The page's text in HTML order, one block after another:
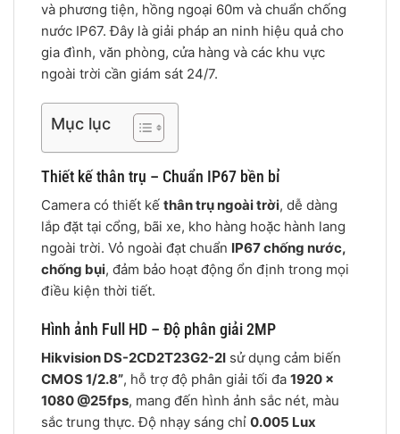
và phương tiện, hồng ngoại 60m và chuẩn chống
nước IP67. Đây là giải pháp an ninh hiệu quả cho
gia đình, văn phòng, cửa hàng và các khu vực
ngoài trời cần giám sát 24/7.
Mục lục
Thiết kế thân trụ – Chuẩn IP67 bền bỉ
Camera có thiết kế thân trụ ngoài trời, dễ dàng
lắp đặt tại cổng, bãi xe, kho hàng hoặc hành lang
ngoài trời. Vỏ ngoài đạt chuẩn IP67 chống nước,
chống bụi, đảm bảo hoạt động ổn định trong mọi
điều kiện thời tiết.
Hình ảnh Full HD – Độ phân giải 2MP
Hikvision DS-2CD2T23G2-2I sử dụng cảm biến
CMOS 1/2.8”, hỗ trợ độ phân giải tối đa 1920 ×
1080 @25fps, mang đến hình ảnh sắc nét, màu
sắc trung thực. Độ nhạy sáng chỉ 0.005 Lux